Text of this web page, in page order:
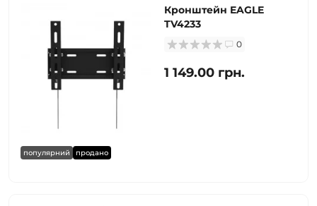
популярний продано
Кронштейн EAGLE
TV4233
0
1 149.00 грн.